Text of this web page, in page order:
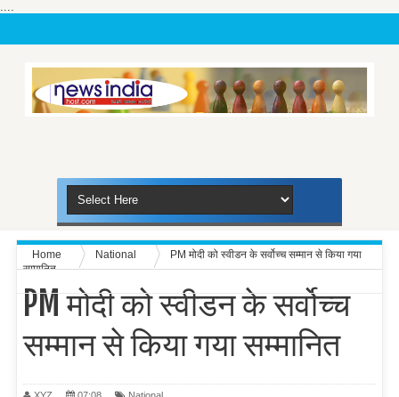
....
Home National
PM मोदी को स्वीडन के सर्वोच्च सम्मान से किया गया
सम्मानित
PM मोदी को स्वीडन के सर्वोच्च
सम्मान से किया गया सम्मानित
XYZ 07:08 National